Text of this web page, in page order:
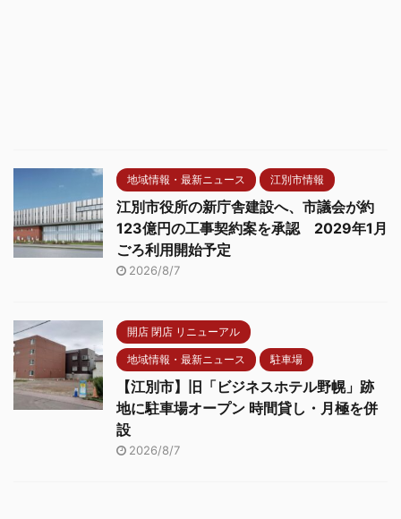
地域情報・最新ニュース 江別市情報
江別市役所の新庁舎建設へ、市議会が約
123億円の工事契約案を承認 2029年1月
ごろ利用開始予定
2026/8/7
開店 閉店 リニューアル
地域情報・最新ニュース 駐車場
【江別市】旧「ビジネスホテル野幌」跡
地に駐車場オープン 時間貸し・月極を併
設
2026/8/7